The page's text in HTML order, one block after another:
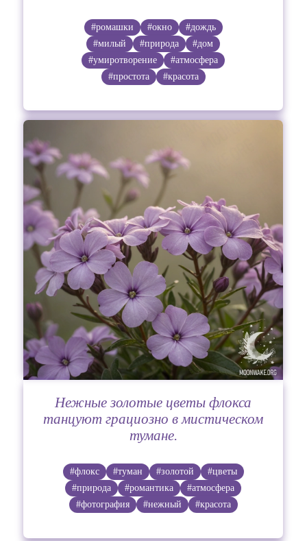
#ромашки #окно
#дождь
#милый
#природа
#дом
#умиротворение
#атмосфера
#простота
#красота
Нежные золотые цветы флокса
танцуют грациозно в мистическом
тумане.
#флокс #туман #золотой
#цветы
#природа
#романтика
#атмосфера
#фотография
#нежный #красота